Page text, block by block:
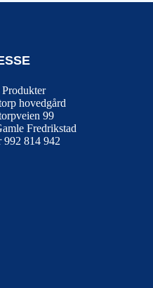
Produkter
hovedgård
99
Fredrikstad
992 814 942